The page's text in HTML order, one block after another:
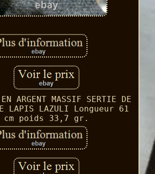
ARGENT MASSIF SERTIE DE
LAPIS LAZULI Longueur 61
cm poids 33,7 gr.